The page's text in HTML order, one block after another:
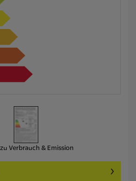
Verbrauch & Emission